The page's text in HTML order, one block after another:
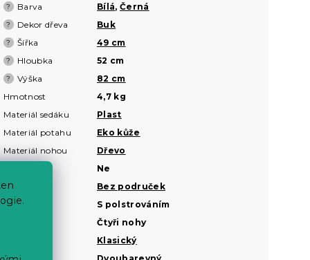
? Barva Bílá,Černá
? Dekor dřeva Buk
? Šířka 49 cm
? Hloubka 52 cm
? Výška
82 cm
Hmotnost
4,7 kg
Materiál sedáku
Plast
Materiál potahu
Eko kůže
Materiál nohou
Dřevo
Ne
Područky
Bez područek
Potah
S polstrováním
Čtyři nohy
Klasický